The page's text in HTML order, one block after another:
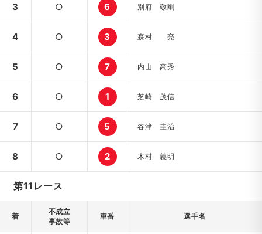
3 ○ 6 別府 敬剛
4 ○ 3 森村 亮
5 ○ 7 内山 高秀
6 ○ 1 芝崎 茂信
7 ○ 5 谷津 圭治
8 ○ 2 木村 義明
第11レース
着
不成立
事故等
車番 選手名